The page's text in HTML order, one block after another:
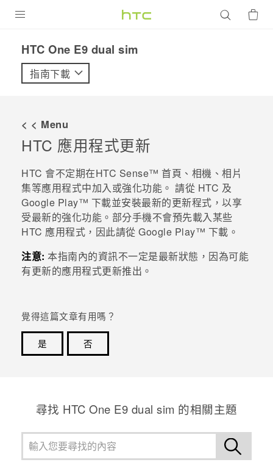
VIVE
優惠專區
焦點訊息
校園專案
企業採購
銷售門市
VIVELAND
HTC One E9 dual sim‎
指南下載
< < Menu
HTC 應用程式更新
HTC 會不定期在HTC Sense™ 首頁、 相機 、 相片
集等應用程式中加入或強化功能。 請從 HTC 及
Google Play™ 下載並安裝最新的更新程式，以享
受最新的強化功能。部分手機不會預先載入某些
HTC 應用程式，因此請從 Google Play™ 下載。
注意: 本指南內的資訊不一定是最新狀態，因為可能
有更新的應用程式更新推出。
覺得這篇文章有用嗎？
是
否
尋找 HTC One E9 dual sim 的相關主題